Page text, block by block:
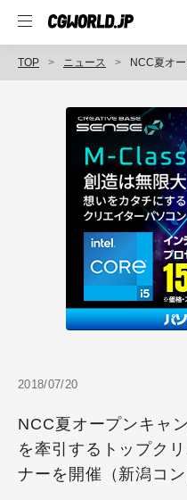
TOP ニュース NCC夏オープンキャンパス、
2018/07/20
NCC夏オープンキャ
を牽引するトップク
ナーを開催（新潟コ